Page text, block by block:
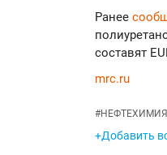
Ранее
составят
mrc.ru
#НЕФТЕХИМИЯ
+Добавить